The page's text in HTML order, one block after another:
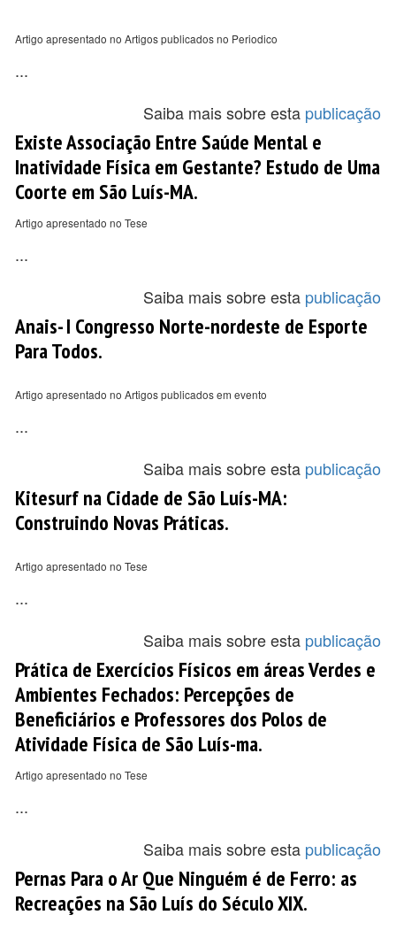
Artigo apresentado no Artigos publicados no Periodico
...
Saiba mais sobre esta publicação
Existe Associação Entre Saúde Mental e
Inatividade Física em Gestante? Estudo de Uma
Coorte em São Luís-MA.
Artigo apresentado no Tese
...
Saiba mais sobre esta publicação
Anais- I Congresso Norte-nordeste de Esporte
Para Todos.
Artigo apresentado no Artigos publicados em evento
...
Saiba mais sobre esta publicação
Kitesurf na Cidade de São Luís-MA:
Construindo Novas Práticas.
Artigo apresentado no Tese
...
Saiba mais sobre esta publicação
Prática de Exercícios Físicos em áreas Verdes e
Ambientes Fechados: Percepções de
Beneficiários e Professores dos Polos de
Atividade Física de São Luís-ma.
Artigo apresentado no Tese
...
Saiba mais sobre esta publicação
Pernas Para o Ar Que Ninguém é de Ferro: as
Recreações na São Luís do Século XIX.